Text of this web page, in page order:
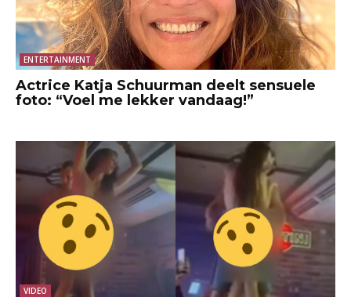
ENTERTAINMENT
Actrice Katja Schuurman deelt sensuele
foto: “Voel me lekker vandaag!”
VIDEO